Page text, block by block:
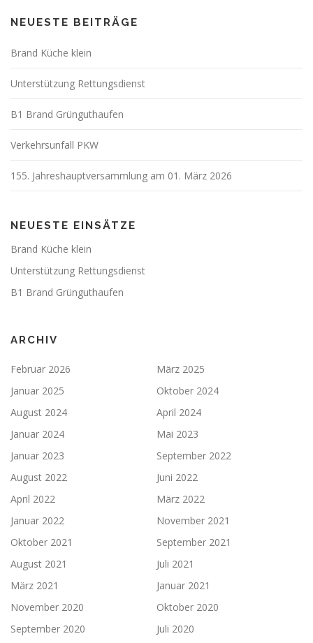
NEUESTE BEITRÄGE
Brand Küche klein
Unterstützung Rettungsdienst
B1 Brand Grünguthaufen
Verkehrsunfall PKW
155. Jahreshauptversammlung am 01. März 2026
NEUESTE EINSÄTZE
Brand Küche klein
Unterstützung Rettungsdienst
B1 Brand Grünguthaufen
ARCHIV
Februar 2026
März 2025
Januar 2025
Oktober 2024
August 2024
April 2024
Januar 2024
Mai 2023
Januar 2023
September 2022
August 2022
Juni 2022
April 2022
März 2022
Januar 2022
November 2021
Oktober 2021
September 2021
August 2021
Juli 2021
März 2021
Januar 2021
November 2020
Oktober 2020
September 2020
Juli 2020